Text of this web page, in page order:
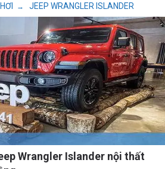
→ JEEP WRANGLER ISLANDER
Wrangler Islander nội thất